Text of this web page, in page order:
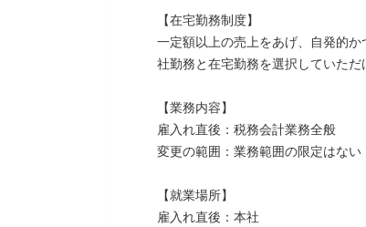
【在宅勤務制度】
一定額以上の売上をあげ、自発的
社勤務と在宅勤務を選択していただ
【業務内容】
雇入れ直後：税務会計業務全般
変更の範囲：業務範囲の限定はない
【就業場所】
雇入れ直後：本社